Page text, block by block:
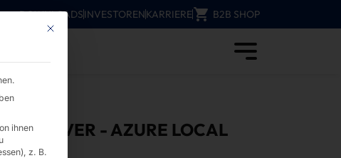
DOWNLOADSINVESTORENKARRIERE B2B SHOP
SERVER - AZURE LOCAL
Mit diesem Button wird der Dialog geschlossen. Seine Funktionalität
ihnen
z. B.